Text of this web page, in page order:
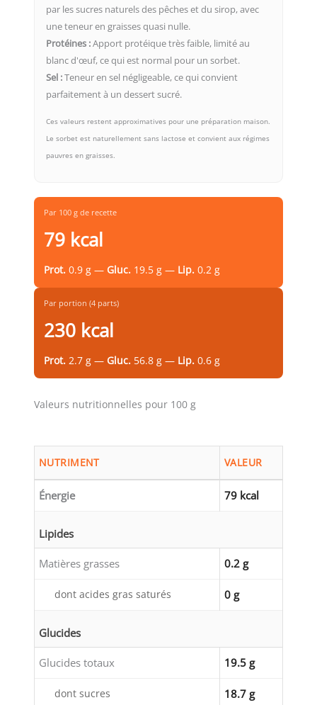
par les sucres naturels des pêches et du sirop, avec
une teneur en graisses quasi nulle.
Protéines :Apport protéique très faible, limité au
blanc d'œuf, ce qui est normal pour un sorbet.
Sel :Teneur en sel négligeable, ce qui convient
parfaitement à un dessert sucré.
Ces valeurs restent approximatives pour une préparation maison.
Le sorbet est naturellement sans lactose et convient aux régimes
pauvres en graisses.
Par 100 g de recette
79 kcal
Prot. 0.9 g — Gluc. 19.5 g — Lip. 0.2 g
Par portion (4 parts)
230 kcal
Prot. 2.7 g — Gluc. 56.8 g — Lip. 0.6 g
Valeurs nutritionnelles pour 100 g
NUTRIMENT VALEUR
Énergie 79 kcal
Lipides
Matières grasses 0.2 g
dont acides gras saturés 0 g
Glucides
Glucides totaux 19.5 g
dont sucres 18.7 g